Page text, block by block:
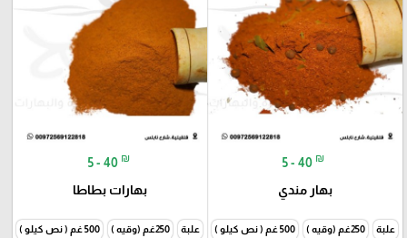
5 - 40 ₪
بهار مندي
علبة 250غم (وقيه ) 500 غم ( نص كيلو ) 1000غم (كيلو )
5 - 40 ₪
بهارات بطاطا
علبة 250غم (وقيه ) 500 غم ( نص كيلو )